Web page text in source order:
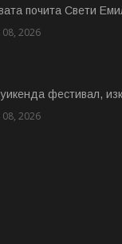
почита Свeти
08, 2026
фестивал,
08, 2026